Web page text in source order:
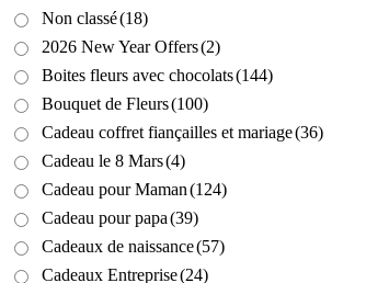
Non classé(18)
2026 New Year Offers(2)
Boites fleurs avec chocolats(144)
Bouquet de Fleurs(100)
Cadeau coffret fiançailles et mariage(36)
Cadeau le 8 Mars(4)
Cadeau pour Maman(124)
Cadeau pour papa(39)
Cadeaux de naissance(57)
Cadeaux Entreprise(24)